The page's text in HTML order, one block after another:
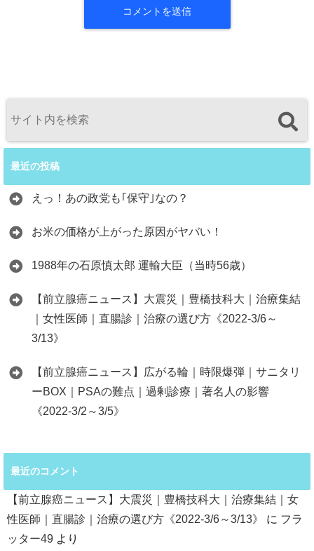
最近の投稿
えっ！あの政党も｢保守｣なの？
お米の価格が上がった原因がヤバい！
1988年の石原慎太郎 運輸大臣（当時56歳）
【前立腺癌ニュース】大震災｜豊橋技科大｜治療集結
｜女性医師｜直腸診｜治療の選び方《2022-3/6～
3/13》
【前立腺癌ニュース】広がる輪｜時限爆弾｜サニタリ
ーBOX｜PSAの難点｜過剰診療｜著名人の影響
《2022-3/2～3/5》
最近のコメント
【前立腺癌ニュース】大震災｜豊橋技科大｜治療集結｜女
性医師｜直腸診｜治療の選び方《2022-3/6～3/13》
に フラ
ッター49 より